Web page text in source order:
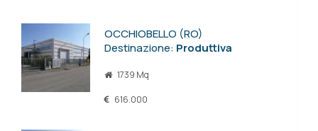
OCCHIOBELLO (RO)
Destinazione: Produttiva
1739 Mq
616.000